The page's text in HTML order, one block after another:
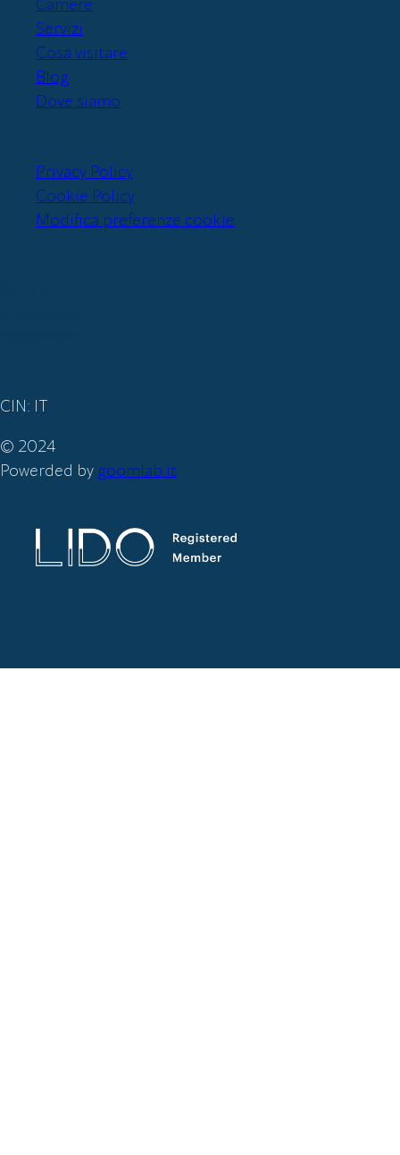
Servizi
Cosa visitare
Blog
Dove siamo
Privacy Policy
Cookie Policy
Modifica preferenze cookie
CIN: IT
© 2024
Powerded by goomlab.it